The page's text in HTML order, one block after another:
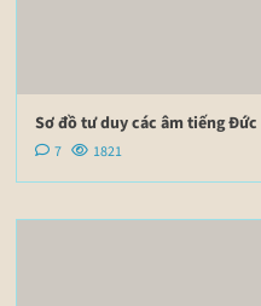
Sơ đồ tư duy các âm tiếng Đức
7 1821